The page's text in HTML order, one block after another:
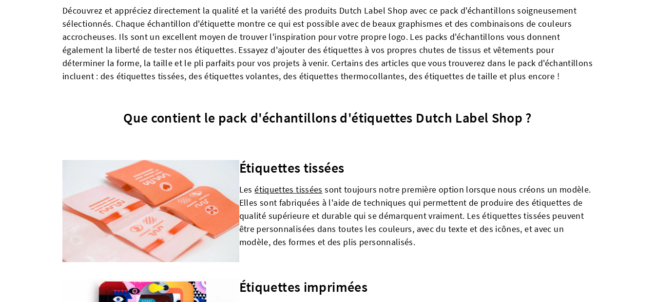
Découvrez et appréciez directement la qualité et la variété des produits Dutch Label Shop avec ce pack d'échantillons soigneusement
sélectionnés. Chaque échantillon d'étiquette montre ce qui est possible avec de beaux graphismes et des combinaisons de couleurs
accrocheuses. Ils sont un excellent moyen de trouver l'inspiration pour votre propre logo. Les packs d'échantillons vous donnent
également la liberté de tester nos étiquettes. Essayez d'ajouter des étiquettes à vos propres chutes de tissus et vêtements pour
déterminer la forme, la taille et le pli parfaits pour vos projets à venir. Certains des articles que vous trouverez dans le pack d'échantillons
incluent : des étiquettes tissées, des étiquettes volantes, des étiquettes thermocollantes, des étiquettes de taille et plus encore !
Que contient le pack d'échantillons d'étiquettes Dutch Label Shop ?
Étiquettes tissées
Lesétiquettes tissées sont toujours notre première option lorsque nous créons un modèle.
Elles sont fabriquées à l'aide de techniques qui permettent de produire des étiquettes de
qualité supérieure et durable qui se démarquent vraiment. Les étiquettes tissées peuvent
être personnalisées dans toutes les couleurs, avec du texte et des icônes, et avec un
modèle, des formes et des plis personnalisés.
Étiquettes imprimées